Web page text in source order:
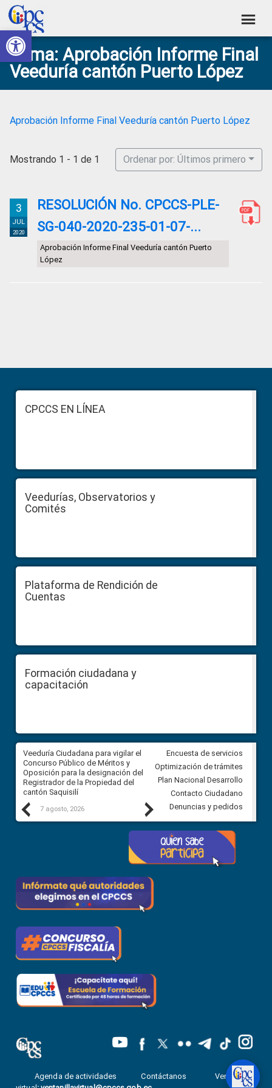
Abrir barra de herramientas
Skip
to
primary
navigation
Skip
to
main
content
Skip
to
primary
sidebar
Skip
to
footer
Consejo
de
Participación
Social
Construyendo
Poder
Ciudadano
Tema: Aprobación Informe Final
Veeduría cantón Puerto López
Aprobación Informe Final Veeduría cantón Puerto López
Mostrando 1 - 1 de 1 Ordenar por: Últimos primero
3
JUL
2020
RESOLUCIÓN No. CPCCS-PLE-
SG-040-2020-235-01-07-...
Aprobación Informe Final Veeduría cantón Puerto
López
Sidebar
FooterCPCCS EN LÍNEA
Veedurías, Observatorios y
Comités
Plataforma de Rendición de
Cuentas
Formación ciudadana y
capacitación
Previous
Veeduría Ciudadana para vigilar el
Concurso Público de Méritos y
Oposición para la designación del
Registrador de la Propiedad del
cantón Saquisilí
7 agosto, 2026
Veeduría Ciudadana para
construcción del asfaltado de
Ballenita del cantón Santa
7 agosto, 2026
Next
Encuesta de servicios
Optimización de trámites
Plan Nacional Desarrollo
Contacto Ciudadano
Denuncias y pedidos
Agenda de actividades Contáctanos
Ventanilla